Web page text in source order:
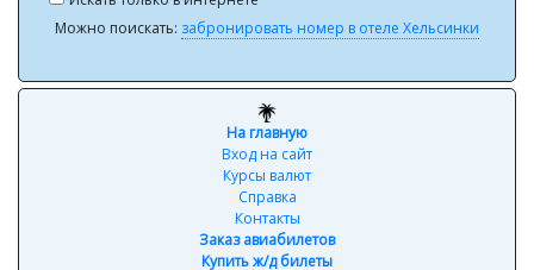
Можно поискать: забронировать номер в отеле Хельсинки
На главную
Вход на сайт
Курсы валют
Справка
Контакты
Заказ авиабилетов
Купить ж/д билеты